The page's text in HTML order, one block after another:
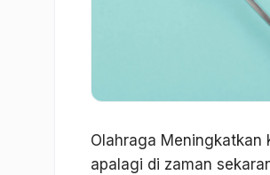
Olahraga
apalagi di zaman